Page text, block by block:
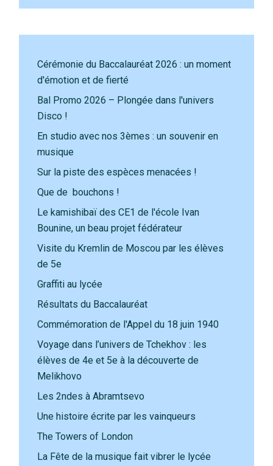
Cérémonie du Baccalauréat 2026 : un moment
d'émotion et de fierté
Bal Promo 2026 – Plongée dans l'univers
Disco !
En studio avec nos 3èmes : un souvenir en
musique
Sur la piste des espèces menacées !
Que de bouchons !
Le kamishibaï des CE1 de l'école Ivan
Bounine, un beau projet fédérateur
Visite du Kremlin de Moscou par les élèves
de 5e
Graffiti au lycée
Résultats du Baccalauréat
Commémoration de l'Appel du 18 juin 1940
Voyage dans l’univers de Tchekhov : les
élèves de 4e et 5e à la découverte de
Melikhovo
Les 2ndes à Abramtsevo
Une histoire écrite par les vainqueurs
The Towers of London
La Fête de la musique fait vibrer le lycée